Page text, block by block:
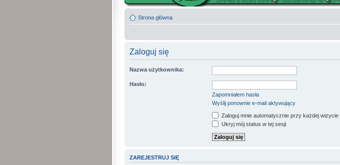
Strona główna
Zaloguj się
Nazwa użytkownika:
Hasło:
Zapomniałem hasła
Wyślij ponownie e-mail aktywujący
Zaloguj mnie automatycznie przy każdej wizycie
Ukryj mój status w tej sesji
ZAREJESTRUJ SIĘ